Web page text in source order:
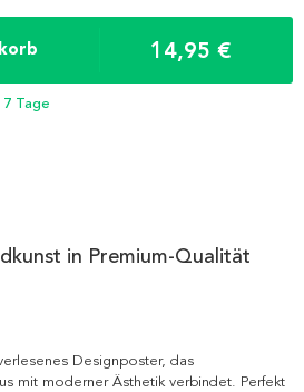
14,95 €
Tage
in Premium-Qualität
Designposter, das
mit moderner Ästhetik verbindet. Perfekt